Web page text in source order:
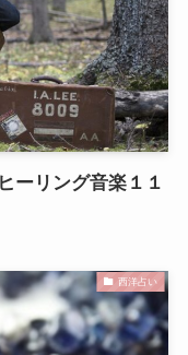
ーリング音楽１１
西洋占い